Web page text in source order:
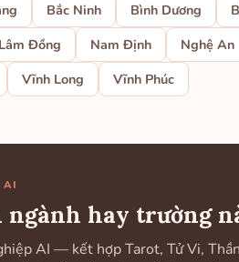
Bắc Ninh Bình Dương
Lâm Đồng Nam Định Nghệ An
Vĩnh Long Vĩnh Phúc
AI
ngành hay trường
AI — kết hợp Tarot, Tử Vi,